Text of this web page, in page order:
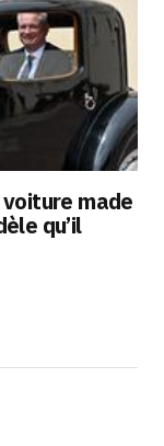
made
qu’il